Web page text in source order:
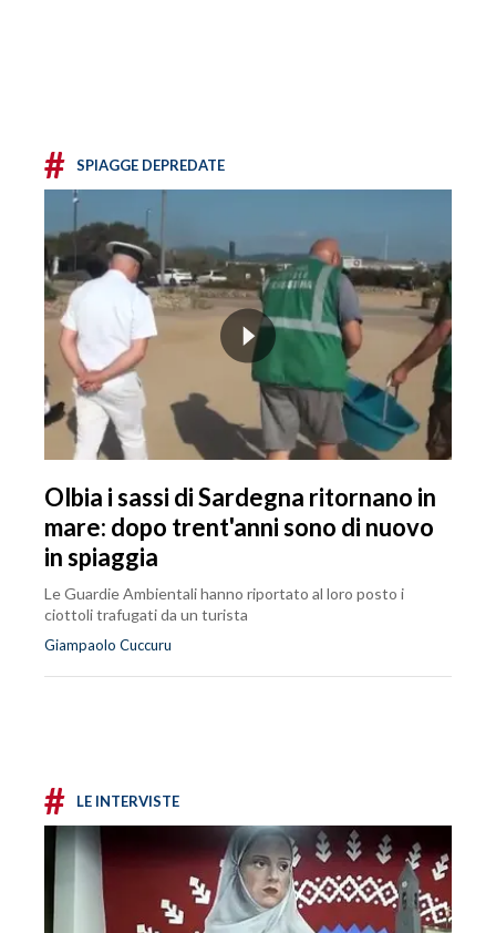
# SPIAGGE DEPREDATE
Olbia i sassi di Sardegna ritornano in
mare: dopo trent'anni sono di nuovo
in spiaggia
Le Guardie Ambientali hanno riportato al loro posto i
ciottoli trafugati da un turista
Giampaolo Cuccuru
# LE INTERVISTE